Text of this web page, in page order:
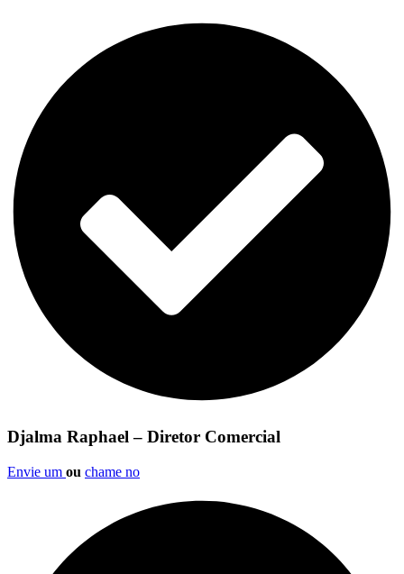
Djalma Raphael – Diretor Comercial
Envie um ou chame no